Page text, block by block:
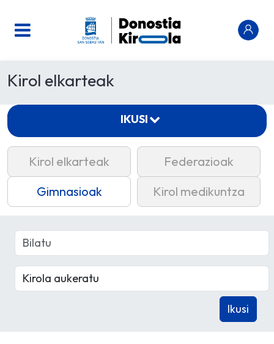
Kirol elkarteak
Kirol elkarteak
Federazioak
Gimnasioak
Kirol medikuntza
IKUSI